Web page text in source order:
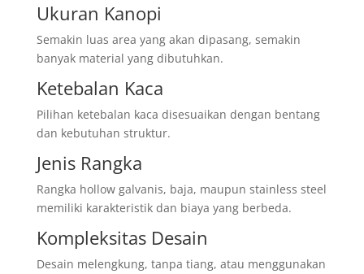
Ukuran Kanopi
Semakin luas area yang akan dipasang, semakin
banyak material yang dibutuhkan.
Ketebalan Kaca
Pilihan ketebalan kaca disesuaikan dengan bentang
dan kebutuhan struktur.
Jenis Rangka
Rangka hollow galvanis, baja, maupun stainless steel
memiliki karakteristik dan biaya yang berbeda.
Kompleksitas Desain
Desain melengkung, tanpa tiang, atau menggunakan